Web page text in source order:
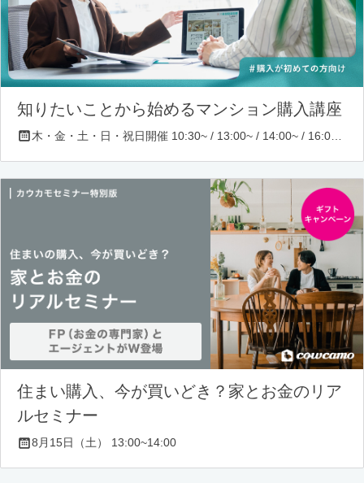
知りたいことから始めるマンション購入講座
住まい購入、今が買いどき？家とお金のリア
ルセミナー
8月15日（土） 13:00~14:00